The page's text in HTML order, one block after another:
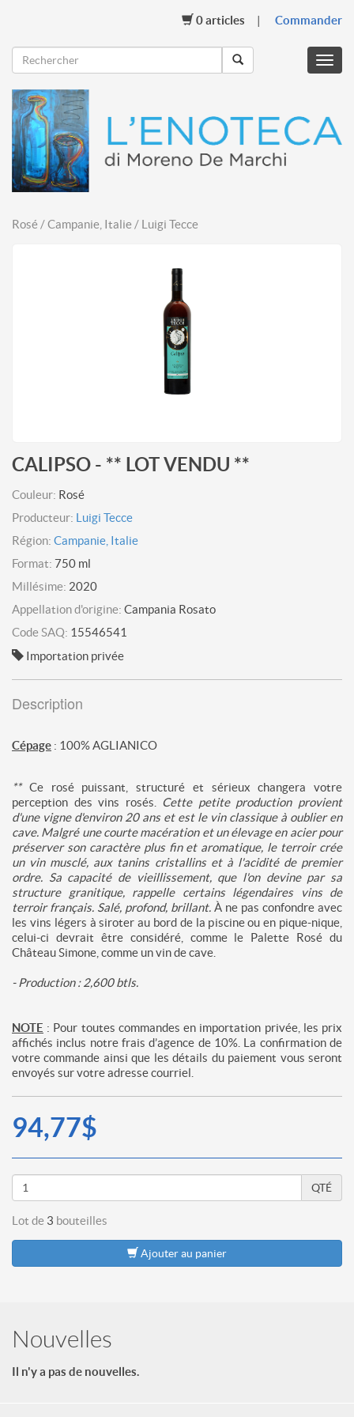
0articles Commander
Menu
Rosé / Campanie, Italie / Luigi Tecce
CALIPSO - ** LOT VENDU **
Couleur: Rosé
Producteur: Luigi Tecce
Région: Campanie, Italie
Format: 750 ml
Millésime: 2020
Appellation d'origine: Campania Rosato
Code SAQ: 15546541
Importation privée
Description
Cépage : 100% AGLIANICO
** Ce rosé puissant, structuré et sérieux changera votre
perception des vins rosés. Cette petite production provient
d'une vigne d'environ 20 ans et est le vin classique à oublier en
cave. Malgré une courte macération et un élevage en acier pour
préserver son caractère plus fin et aromatique, le terroir crée
un vin musclé, aux tanins cristallins et à l'acidité de premier
ordre. Sa capacité de vieillissement, que l'on devine par sa
structure granitique, rappelle certains légendaires vins de
terroir français. Salé, profond, brillant. À ne pas confondre avec
les vins légers à siroter au bord de la piscine ou en pique-nique,
celui-ci devrait être considéré, comme le Palette Rosé du
Château Simone, comme un vin de cave.
- Production : 2,600 btls.
NOTE : Pour toutes commandes en importation privée, les prix
affichés inclus notre frais d’agence de 10%. La confirmation de
votre commande ainsi que les détails du paiement vous seront
envoyés sur votre adresse courriel.
94,77$
QTÉ
Lot de 3 bouteilles
Ajouter au panier
Nouvelles
Il n'y a pas de nouvelles.